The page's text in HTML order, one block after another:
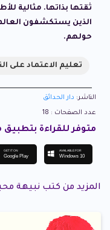
ثقتها بذاتها. مثالية
الذين يستكشفون
حولهم.
تعليم الاعتماد على
الناشر: دار الحدائق
عدد الصفحات : 18
متوفر للقراءة بتطبيق
GET IT ON
Google Play
AVAILABLE FOR
Windows 10
المزيد من كتب نبيهة